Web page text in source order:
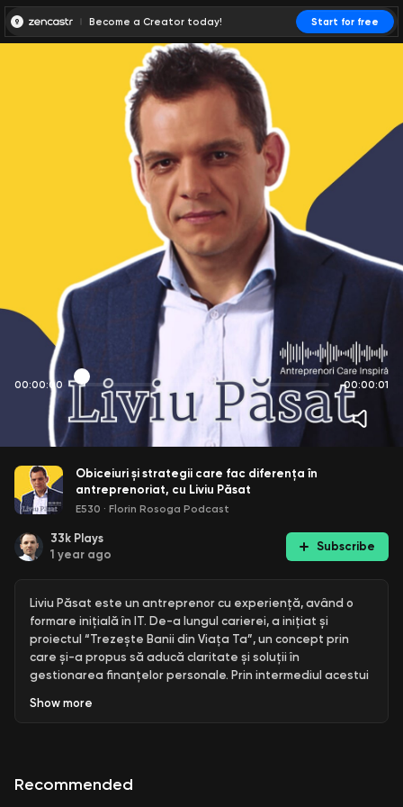
Become a Creator today! Start for free
00:00:00 00:00:01
Obiceiuri și strategii care fac diferența în
antreprenoriat, cu Liviu Păsat
E530 · Florin Rosoga Podcast
33k Plays
1 year ago
Subscribe
Liviu Păsat este un antreprenor cu experiență, având o
formare inițială în IT. De-a lungul carierei, a inițiat și
proiectul “Trezește Banii din Viața Ta”, un concept prin
care și-a propus să aducă claritate și soluții în
gestionarea finanțelor personale. Prin intermediul acestui
participanți la evenimente organizate în România și Marea
sintetizează viziunea sa despre importanța obiceiurilor în
Show more
Recommended